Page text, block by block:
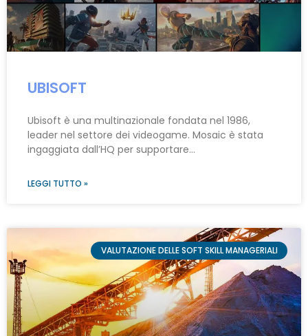
UBISOFT
Ubisoft è una multinazionale fondata nel 1986,
leader nel settore dei videogame. Mosaic è stata
ingaggiata dall’HQ per supportare…
LEGGI TUTTO »
VALUTAZIONE DELLE SOFT SKILL MANAGERIALI